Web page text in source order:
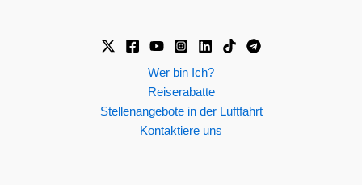
Wer bin Ich?
Reiserabatte
Stellenangebote in der Luftfahrt
Kontaktiere uns